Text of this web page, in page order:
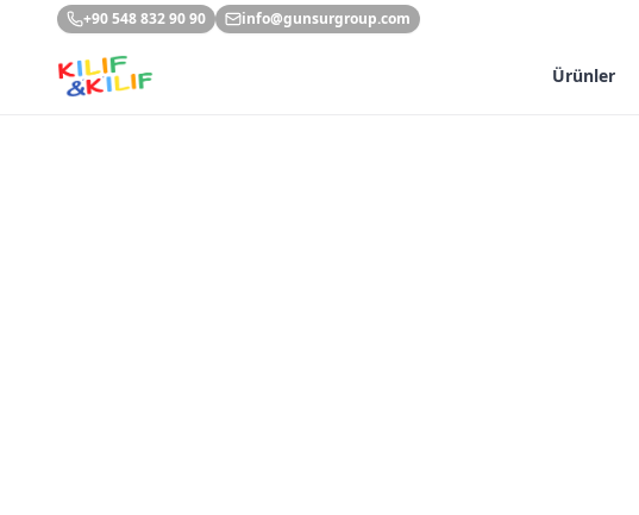
Ana içeriğe geç+90 548 832 90 90 info@gunsurgroup.com
Ürünler